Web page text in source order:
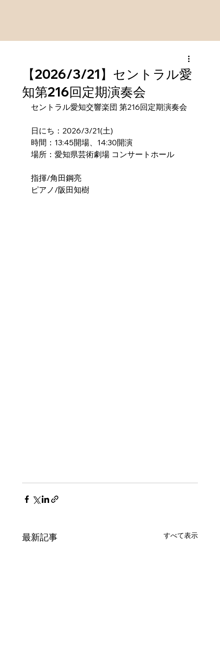
【2026/3/21】セントラル愛
知第216回定期演奏会
セントラル愛知交響楽団 第216回定期演奏会
日にち：2026/3/21(土)
時間：13:45開場、14:30開演
場所：愛知県芸術劇場 コンサートホール
指揮/角田鋼亮
ピアノ/阪田知樹
最新記事 すべて表示